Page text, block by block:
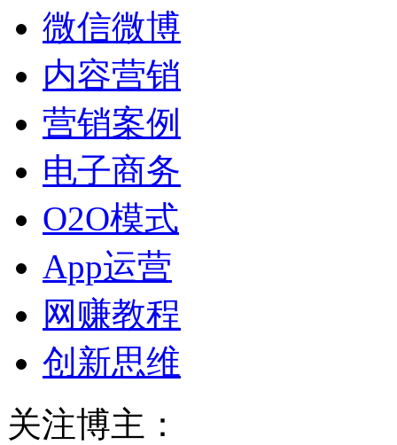
微信微博
内容营销
营销案例
电子商务
O2O模式
App运营
网赚教程
创新思维
关注博主：